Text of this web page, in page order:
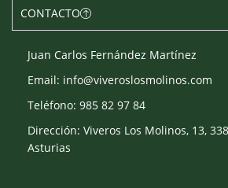
CONTACTO
Juan Carlos Fernández Martínez
Email: info@viveroslosmolinos.com
Teléfono: 985 82 97 84
Dirección: Viveros Los Molinos, 13,
Asturias